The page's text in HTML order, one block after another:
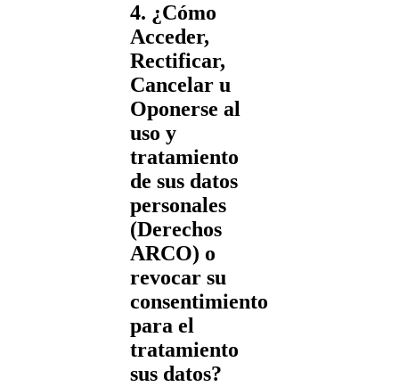
4. ¿Cómo
Acceder,
Rectificar,
Cancelar u
Oponerse al
uso y
tratamiento
de sus datos
personales
(Derechos
ARCO) o
revocar su
consentimiento
para el
tratamiento
sus datos?